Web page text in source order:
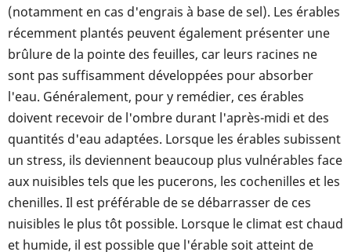
(notamment en cas d'engrais à base de sel). Les érables
récemment plantés peuvent également présenter une
brûlure de la pointe des feuilles, car leurs racines ne
sont pas suffisamment développées pour absorber
l'eau. Généralement, pour y remédier, ces érables
doivent recevoir de l'ombre durant l'après-midi et des
quantités d'eau adaptées. Lorsque les érables subissent
un stress, ils deviennent beaucoup plus vulnérables face
aux nuisibles tels que les pucerons, les cochenilles et les
chenilles. Il est préférable de se débarrasser de ces
nuisibles le plus tôt possible. Lorsque le climat est chaud
et humide, il est possible que l'érable soit atteint de